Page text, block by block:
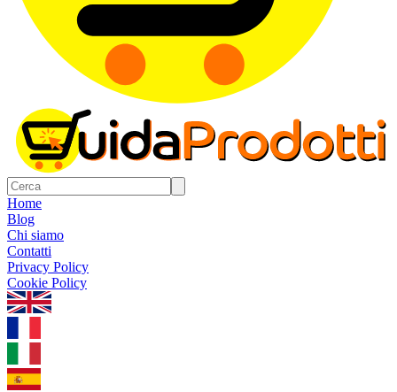
Home
Blog
Chi siamo
Contatti
Privacy Policy
Cookie Policy